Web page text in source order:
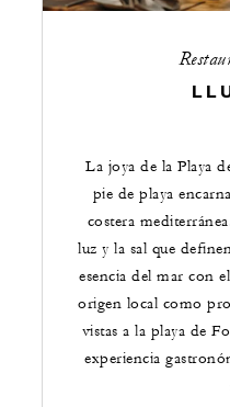
La joya de la Playa
pie de playa
costera
luz y la sal que
esencia del mar con
origen local como
vistas a la playa de
experiencia